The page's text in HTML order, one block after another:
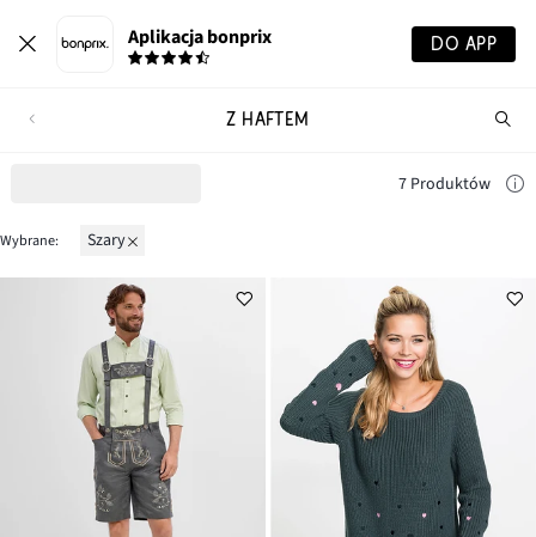
Aplikacja bonprix DO APP
Z HAFTEM
7 Produktów
Wybrane: szary